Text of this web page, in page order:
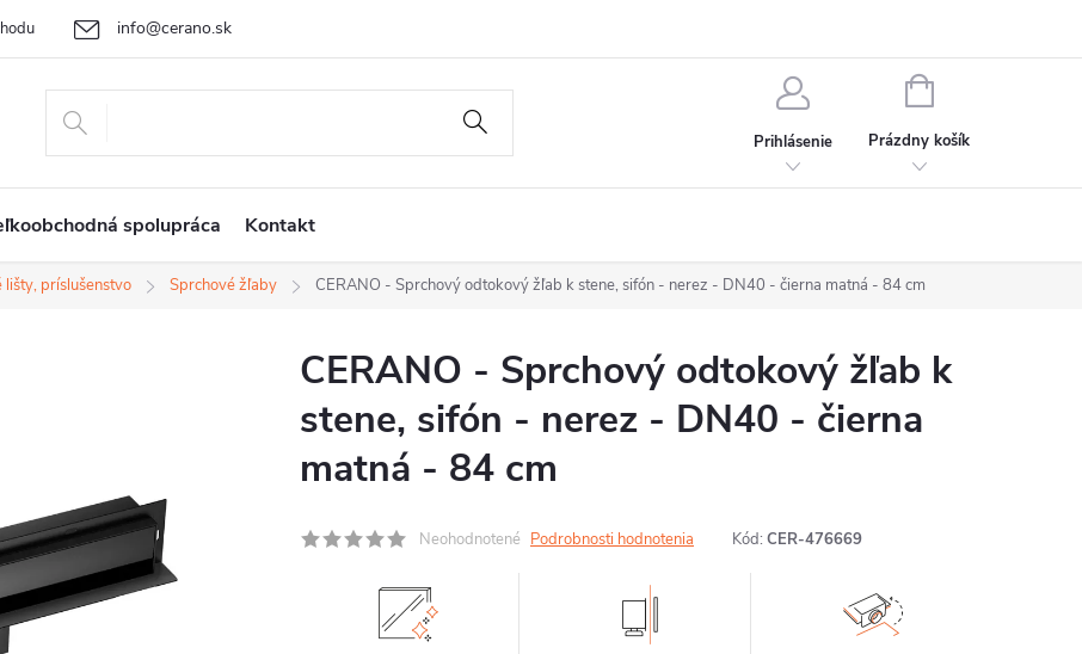
+421 232 195 445
info@cerano.sk
Cenová ponuka na mieru
Prihlásenie
NÁKUPNÝ
Prázdny košík
spolupráca Kontakt
príslušenstvo Sprchové žľaby CERANO - Sprchový odtokový žľab k stene, sifón - nerez - DN40 - čierna matná - 84 cm
CERANO - Sprchový odtokový žľab k
stene, sifón - nerez - DN40 - čierna
matná - 84 cm
Neohodnotené Podrobnosti hodnotenia Kód: CER-476669